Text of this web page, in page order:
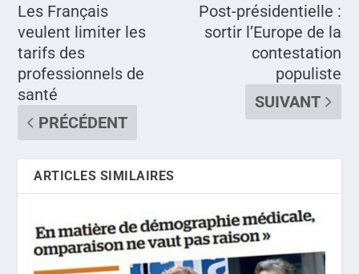
Les Français
veulent limiter les
tarifs des
professionnels de
santé
PRÉCÉDENT
Post-présidentielle :
sortir l’Europe de la
contestation
populiste
SUIVANT
ARTICLES SIMILAIRES